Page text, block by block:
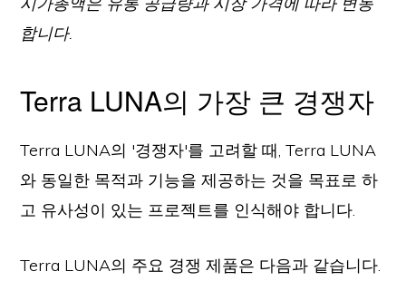
합니다.
Terra LUNA의 가장 큰 경쟁자
Terra LUNA의 '경쟁자'를 고려할 때, Terra LUNA
와 동일한 목적과 기능을 제공하는 것을 목표로 하
고 유사성이 있는 프로젝트를 인식해야 합니다.
Terra LUNA의 주요 경쟁 제품은 다음과 같습니다.